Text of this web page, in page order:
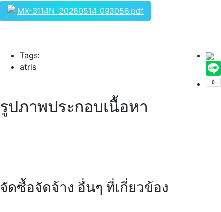
MX-3114N_20260514_093056.pdf
Tags:
atris
รูปภาพประกอบเนื้อหา
จัดซื้อจัดจ้าง อื่นๆ ที่เกี่ยวข้อง